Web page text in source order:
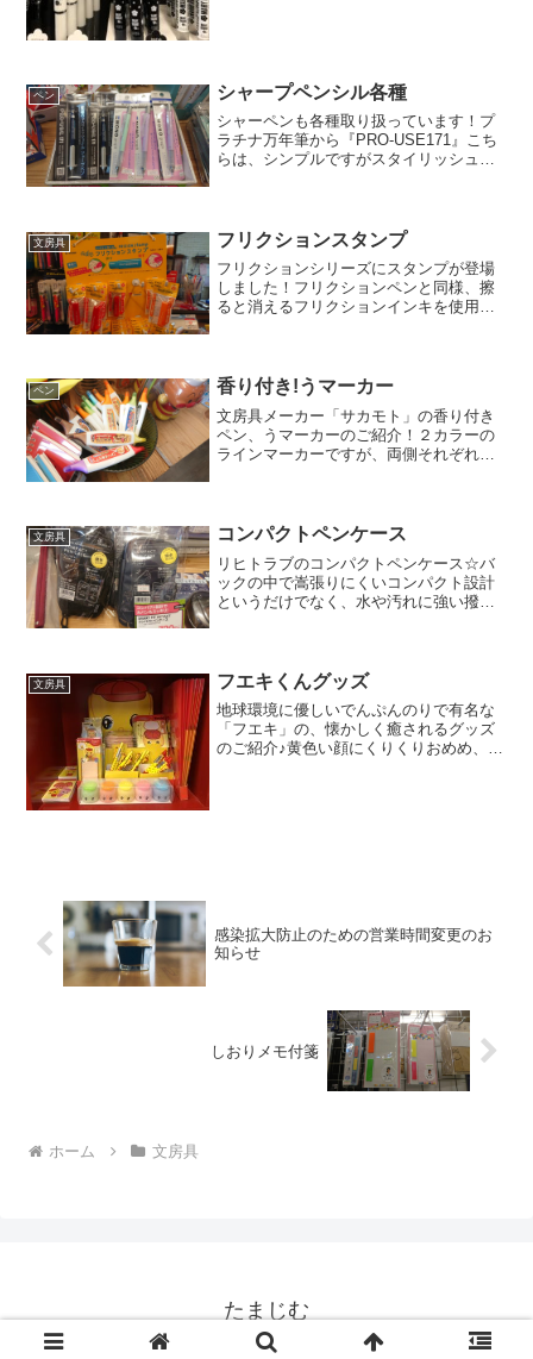
ペン シャープペンシル各種
シャーペンも各種取り扱っています！プ
ラチナ万年筆から『PRO-USE171』こち
らは、シンプルですがスタイリッシュな
います！トンボ鉛...
文房具 フリクションスタンプ
フリクションシリーズにスタンプが登場
しました！フリクションペンと同様、擦
ると消えるフリクションインキを使用し
みませんか？スタンプのデ...
ペン 香り付き!うマーカー
文房具メーカー「サカモト」の香り付き
ペン、うマーカーのご紹介！２カラーの
ラインマーカーですが、両側それぞれに
きまで…！書いている途中...
文房具 コンパクトペンケース
リヒトラブのコンパクトペンケース☆バ
ックの中で嵩張りにくいコンパクト設計
というだけでなく、水や汚れに強い撥水
を入れておくと、消しカス...
文房具 フエキくんグッズ
地球環境に優しいでんぷんのりで有名な
「フエキ」の、懐かしく癒されるグッズ
のご紹介♪黄色い顔にくりくりおめめ、赤
感染拡大防止のための営業時間変更のお
知らせ
しおりメモ付箋
ホーム 文房具
たまじむ
© 2018 たまじむ.